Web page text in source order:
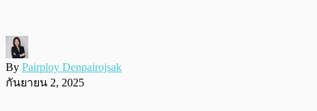
By Pairploy Denpairojsak
กันยายน 2, 2025